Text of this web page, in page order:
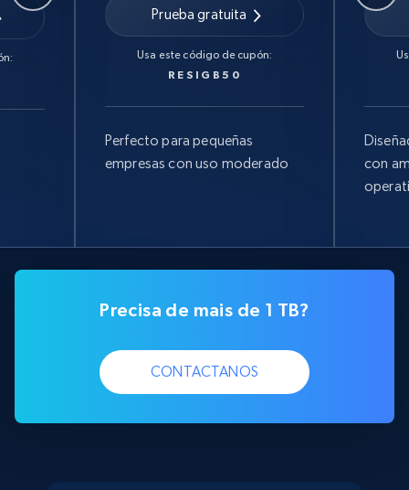
Prueba gratuita
Usa este código de cupón:
RESIGB50
Perfecto para pequeñas
empresas con uso moderado
con
Precisa de mais de 1 TB?
CONTACTANOS